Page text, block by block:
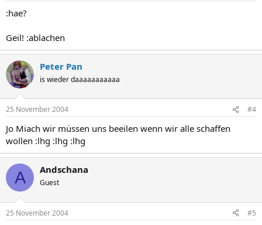
:hae?
Geil! :ablachen
Peter Pan
is wieder daaaaaaaaaaa
25 November 2004 #4
Jo Miach wir müssen uns beeilen wenn wir alle schaffen
wollen :lhg :lhg :lhg
A Andschana
Guest
25 November 2004 #5